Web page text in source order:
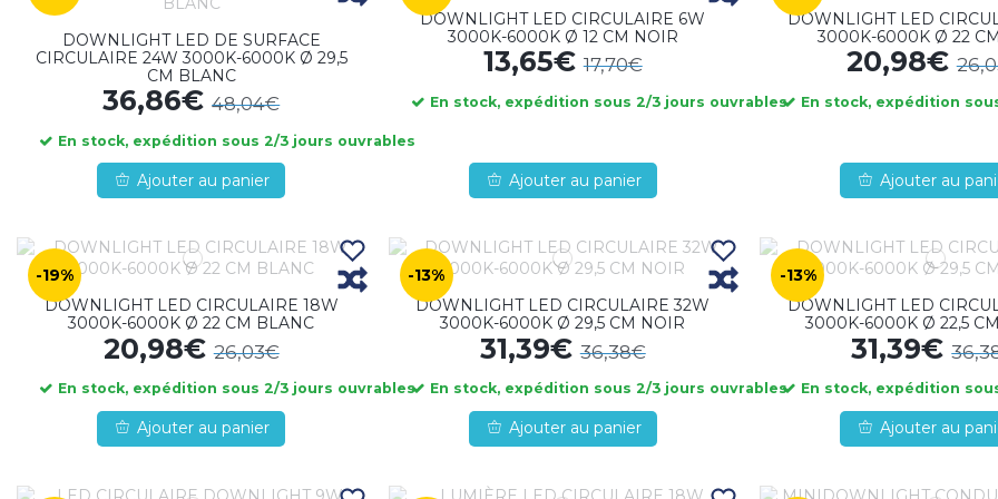
DOWNLIGHT LED DE SURFACE
CIRCULAIRE 24W 3000K-6000K Ø 29,5
CM BLANC
36,86€48,04€
En stock, expédition sous 2/3 jours ouvrables
Ajouter au panier
DOWNLIGHT LED CIRCULAIRE 6W
3000K-6000K Ø 12 CM NOIR
13,65€17,70€
En stock, expédition sous 2/3 jours ouvrables
Ajouter au panier
DOWNLIGHT LED
3000K-6000K Ø 22
20,98€
En stock, expédition
Ajouter au
-19%
DOWNLIGHT LED CIRCULAIRE 18W
3000K-6000K Ø 22 CM BLANC
20,98€26,03€
En stock, expédition sous 2/3 jours ouvrables
Ajouter au panier
-13%
DOWNLIGHT LED CIRCULAIRE 32W
3000K-6000K Ø 29,5 CM NOIR
31,39€36,38€
En stock, expédition sous 2/3 jours ouvrables
Ajouter au panier
-13%
DOWNLIGHT LED
3000K-6000K Ø 22,5
31,39€
En stock, expédition
Ajouter au